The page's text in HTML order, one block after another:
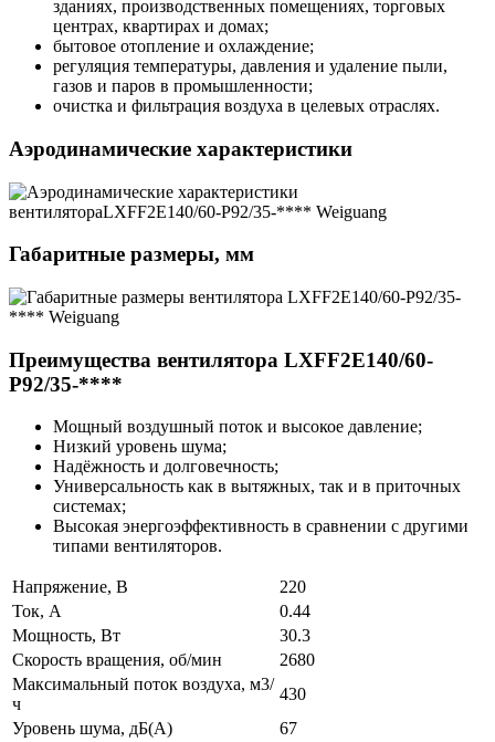
зданиях, производственных помещениях, торговых
центрах, квартирах и домах;
бытовое отопление и охлаждение;
регуляция температуры, давления и удаление пыли,
газов и паров в промышленности;
очистка и фильтрация воздуха в целевых отраслях.
Аэродинамические характеристики
Габаритные размеры, мм
Преимущества вентилятора LXFF2E140/60-
P92/35-****
Мощный воздушный поток и высокое давление;
Низкий уровень шума;
Надёжность и долговечность;
Универсальность как в вытяжных, так и в приточных
системах;
Высокая энергоэффективность в сравнении с другими
типами вентиляторов.
Напряжение, В
220
Ток, А
0.44
Мощность, Вт
30.3
Скорость вращения, об/мин
2680
Максимальный поток воздуха, м3/
ч
430
Уровень шума, дБ(А)
67